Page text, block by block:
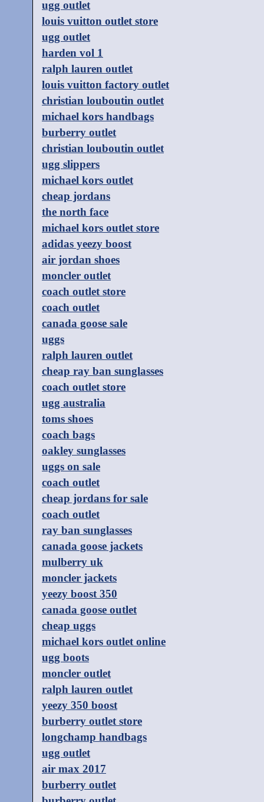
ugg outlet
louis vuitton outlet store
ugg outlet
harden vol 1
ralph lauren outlet
louis vuitton factory outlet
christian louboutin outlet
michael kors handbags
burberry outlet
christian louboutin outlet
ugg slippers
michael kors outlet
cheap jordans
the north face
michael kors outlet store
adidas yeezy boost
air jordan shoes
moncler outlet
coach outlet store
coach outlet
canada goose sale
uggs
ralph lauren outlet
cheap ray ban sunglasses
coach outlet store
ugg australia
toms shoes
coach bags
oakley sunglasses
uggs on sale
coach outlet
cheap jordans for sale
coach outlet
ray ban sunglasses
canada goose jackets
mulberry uk
moncler jackets
yeezy boost 350
canada goose outlet
cheap uggs
michael kors outlet online
ugg boots
moncler outlet
ralph lauren outlet
yeezy 350 boost
burberry outlet store
longchamp handbags
ugg outlet
air max 2017
burberry outlet